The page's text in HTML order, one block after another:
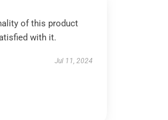
of this product
with it.
Jul 11, 2024